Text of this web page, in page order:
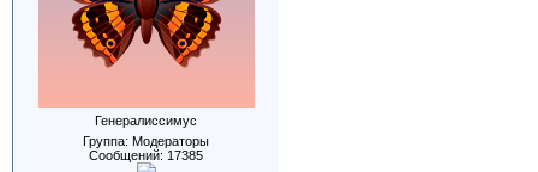
Генералиссимус
Группа: Модераторы
Сообщений: 17385